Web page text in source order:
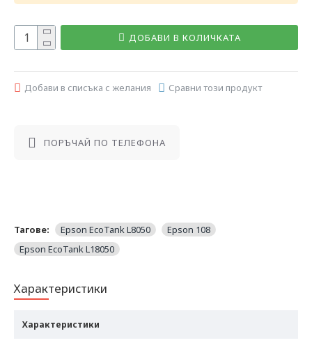
ДОБАВИ В КОЛИЧКАТА
Добави в списъка с желания Сравни този продукт
ПОРЪЧАЙ ПО ТЕЛЕФОНА
Тагове: Epson EcoTank L8050
Epson 108
Epson EcoTank L18050
Характеристики
Характеристики